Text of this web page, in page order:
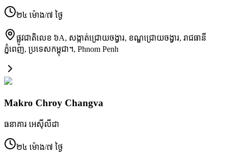
២៤ ម៉ោង/៧ ថ្ងៃ
ផ្លូវជាតិ​លេខ ៦A, សង្កាត់​ជ្រោយចង្វារ, ខណ្ឌ​ជ្រោយចង្វារ, រាជធានី​
ភ្នំពេញ, ប្រទេស​កម្ពុជា។, Phnom Penh
Makro Chroy Changva
ធនាគារ អេស៊ីលីដា
២៤ ម៉ោង/៧ ថ្ងៃ